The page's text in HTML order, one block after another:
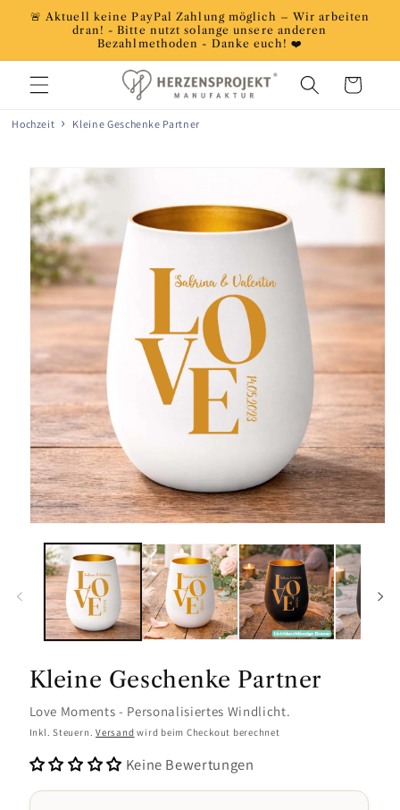
zum
🚨 Aktuell keine PayPal Zahlung möglich – Wir arbeiten
dran! - Bitte nutzt solange unsere anderen
Bezahlmethoden - Danke euch! ❤️
Warenkorb
Hochzeit Kleine Geschenke Partner
Kleine Geschenke Partner
Love Moments - Personalisiertes Windlicht.
Inkl. Steuern.Versand wird beim Checkout berechnet
Keine Bewertungen